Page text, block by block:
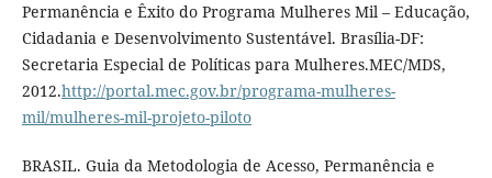
Permanência e Êxito do Programa Mulheres Mil – Educação,
Cidadania e Desenvolvimento Sustentável. Brasília-DF:
Secretaria Especial de Políticas para Mulheres.MEC/MDS,
2012.http://portal.mec.gov.br/programa-mulheres-
mil/mulheres-mil-projeto-piloto
BRASIL. Guia da Metodologia de Acesso, Permanência e